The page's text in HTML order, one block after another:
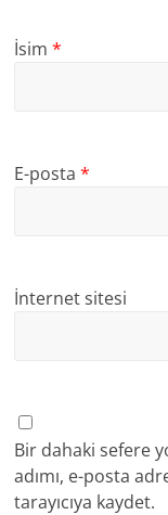
İsim*
E-posta*
İnternet sitesi
Bir dahaki sefere
adımı, e-posta
tarayıcıya kaydet.